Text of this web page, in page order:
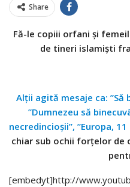
Share
Fă-le copiii orfani şi
de tineri islamişti
Alţii agită mesaje ca: ”Să
”Dumnezeu să
necredincioşii”, ”Europa,
chiar sub ochii forţelor de
[embedyt]http://